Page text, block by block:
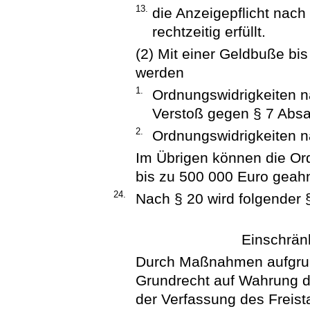
13. die Anzeigepflicht
rechtzeitig erfüllt.
(2) Mit einer Geldbuße
werden
1.
Ordnungswidrigkeiten
Verstoß gegen § 7
2.
Ordnungswidrigkeiten
Im Übrigen können die
bis zu 500 000 Euro
24. Nach § 20 wird folgender
Durch Maßnahmen
Grundrecht auf Wahrung
der Verfassung des